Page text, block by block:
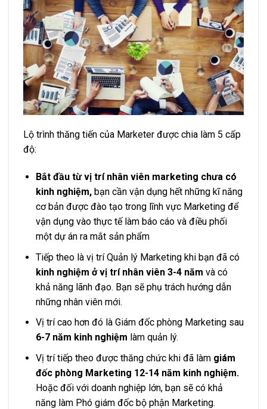
Lộ trình thăng tiến của Marketer được chia làm 5 cấp
độ:
Bắt đầu từ vị trí nhân viên marketing chưa có
kinh nghiệm,bạn cần vận dụng hết những kĩ năng
cơ bản được đào tạo trong lĩnh vực Marketing để
vận dụng vào thực tế làm báo cáo và điều phối
một dự án ra mắt sản phẩm
Tiếp theo là vị trí Quản lý Marketing khi bạn đã có
kinh nghiệm ở vị trí nhân viên 3-4 năm và có
khả năng lãnh đạo. Bạn sẽ phụ trách hướng dẫn
những nhân viên mới.
Vị trí cao hơn đó là Giám đốc phòng Marketing sau
6-7 năm kinh nghiệm làm quản lý.
Vị trí tiếp theo được thăng chức khi đã làmgiám
đốc phòng Marketing 12-14 năm kinh nghiệm.
Hoặc đối với doanh nghiệp lớn, bạn sẽ có khả
năng làm Phó giám đốc bộ phận Marketing.